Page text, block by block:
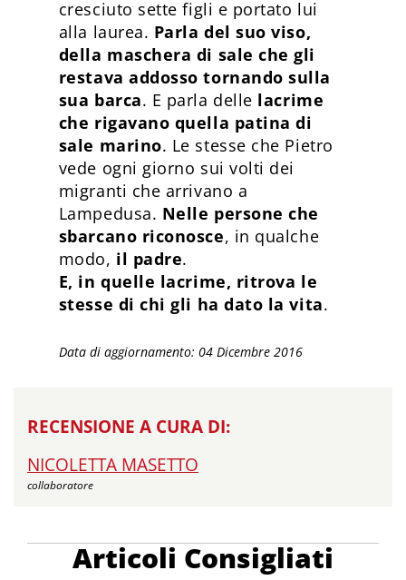
cresciuto sette figli e portato lui
alla laurea. Parla del suo viso,
della maschera di sale che gli
restava addosso tornando sulla
sua barca. E parla delle lacrime
che rigavano quella patina di
sale marino. Le stesse che Pietro
vede ogni giorno sui volti dei
migranti che arrivano a
Lampedusa. Nelle persone che
sbarcano riconosce, in qualche
modo, il padre.
E, in quelle lacrime, ritrova le
stesse di chi gli ha dato la vita.
Data di aggiornamento: 04 Dicembre 2016
RECENSIONE A CURA DI:
NICOLETTA MASETTO
collaboratore
Articoli Consigliati